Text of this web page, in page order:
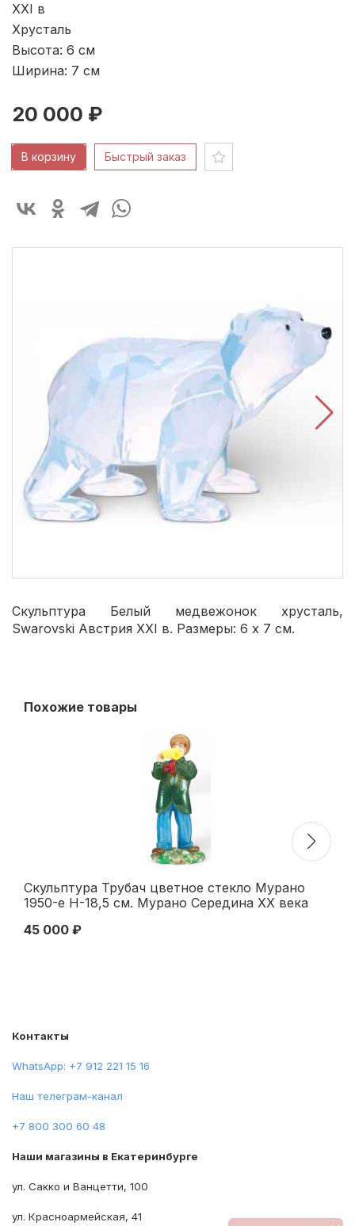
XXI в
Хрусталь
Высота: 6 см
Ширина: 7 см
20 000 ₽
В корзину Быстрый заказ
Скульптура Белый медвежонок хрусталь,
Swarovski Австрия XXI в. Размеры: 6 x 7 см.
Похожие товары
Скульптура Трубач цветное стекло Мурано
1950-е Н-18,5 см. Мурано Середина XX века
45 000 ₽
Контакты
WhatsApp: +7 912 221 15 16
Наш телеграм-канал
+7 800 300 60 48
Наши магазины в Екатеринбурге
ул. Сакко и Ванцетти, 100
ул. Красноармейская, 41